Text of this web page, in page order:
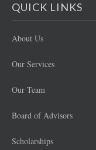
QUICK LINKS
About Us
Our Services
Our Team
Board of Advisors
Scholarships